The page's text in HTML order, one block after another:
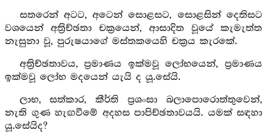
සතරෙන් අටට, අටෙන් සොළසට, සොළසින් දෙතිසට
වශයෙන් අත්‍රිච්ඡතා චක්‍රයෙන්, ආසාදිත වූයේ කැමැත්ත
නැසුනා වූ, පුරුෂයාගේ මස්තකයෙහි චක්‍රය කැරකේ.
අත්‍රිච්ඡතාවය, ප්‍රමාණය ඉක්මවූ ලෝභයෙන්, ප්‍රමාණය
ඉක්මවූ ලෝභ මදයෙන් යැයි ද යූ.සේයි.
ලාභ, සත්කාර, කීර්ති ප්‍රශංසා බලාපොරොත්තුවෙන්,
නැති ගුණ හැඟවීමේ අදහස පාපිච්ඡතාවයයි. යමක් සඳහා
යූ.සේයිද?